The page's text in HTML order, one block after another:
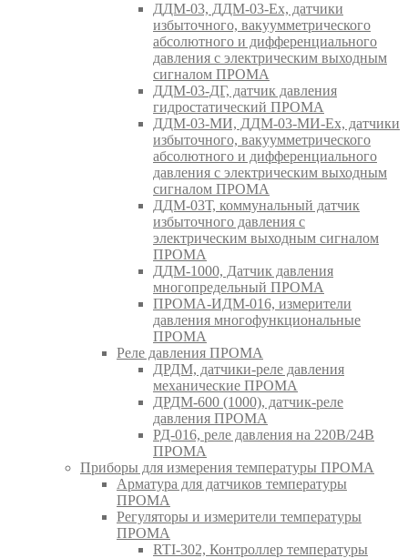
ДДМ-03, ДДМ-03-Ех, датчики
избыточного, вакуумметрического
абсолютного и дифференциального
давления с электрическим выходным
сигналом ПРОМА
ДДМ-03-ДГ, датчик давления
гидростатический ПРОМА
ДДМ-03-МИ, ДДМ-03-МИ-Ех, датчики
избыточного, вакуумметрического
абсолютного и дифференциального
давления с электрическим выходным
сигналом ПРОМА
ДДМ-03Т, коммунальный датчик
избыточного давления с
электрическим выходным сигналом
ПРОМА
ДДМ-1000, Датчик давления
многопредельный ПРОМА
ПРОМА-ИДМ-016, измерители
давления многофункциональные
ПРОМА
Реле давления ПРОМА
ДРДМ, датчики-реле давления
механические ПРОМА
ДРДМ-600 (1000), датчик-реле
давления ПРОМА
РД-016, реле давления на 220В/24В
ПРОМА
Приборы для измерения температуры ПРОМА
Арматура для датчиков температуры
ПРОМА
Регуляторы и измерители температуры
ПРОМА
RTI-302, Контроллер температуры